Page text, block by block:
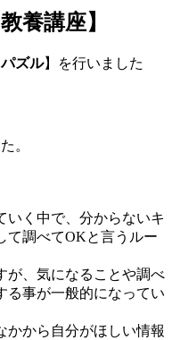
養講座】
ズル】を行いました
。
いく中で、分からないキ
て調べてOKと言うルー
が、気になることや調べ
る事が一般的になってい
かから自分がほしい情報